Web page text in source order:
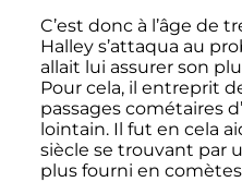
C’est donc à l’âge de
Halley s’attaqua au
allait lui assurer son
Pour cela, il entreprit
passages cométaires
lointain. Il fut en cela
siècle se trouvant par
plus fourni en